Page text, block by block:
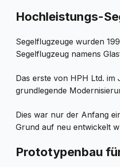
Hochleistungs-
Segelflugzeuge wurden
Segelflugzeug namens
Das erste von HPH Ltd.
grundlegende
Dies war nur der Anfang
Grund auf neu entwickelt
Prototypenbau